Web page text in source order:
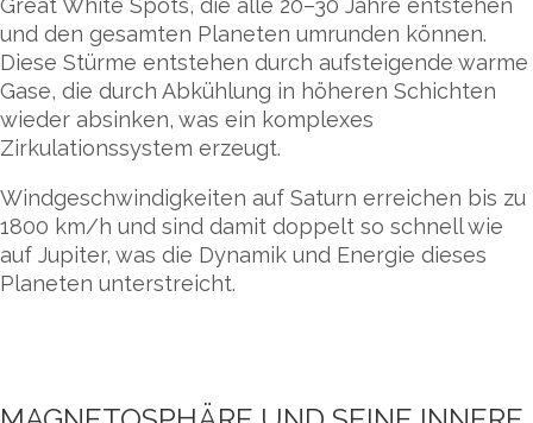
Great White Spots, die alle 20–30 Jahre entstehen
und den gesamten Planeten umrunden können.
Diese Stürme entstehen durch aufsteigende warme
Gase, die durch Abkühlung in höheren Schichten
wieder absinken, was ein komplexes
Zirkulationssystem erzeugt.
Windgeschwindigkeiten auf Saturn erreichen bis zu
1800 km/h und sind damit doppelt so schnell wie
auf Jupiter, was die Dynamik und Energie dieses
Planeten unterstreicht.